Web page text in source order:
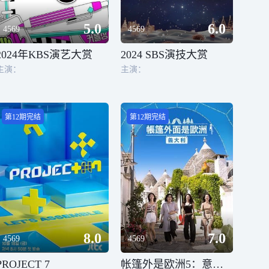
4569 5.0
年KBS演艺大赏
演：
4569 6.0
2024 SBS演技大赏
主演：
4569 8.0
第12期完结
7
4569 7.0
第12期完结
帐篷外是欧洲5：意大利篇